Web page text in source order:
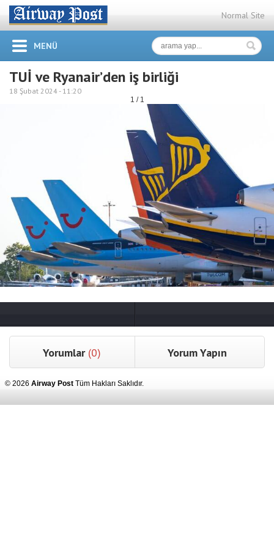
Normal Site
MENÜ
TUİ ve Ryanair’den iş birliği
18 Şubat 2024 - 11:20
1 / 1
Yorumlar (0) Yorum Yapın
© 2026 Airway Post Tüm Hakları Saklıdır.